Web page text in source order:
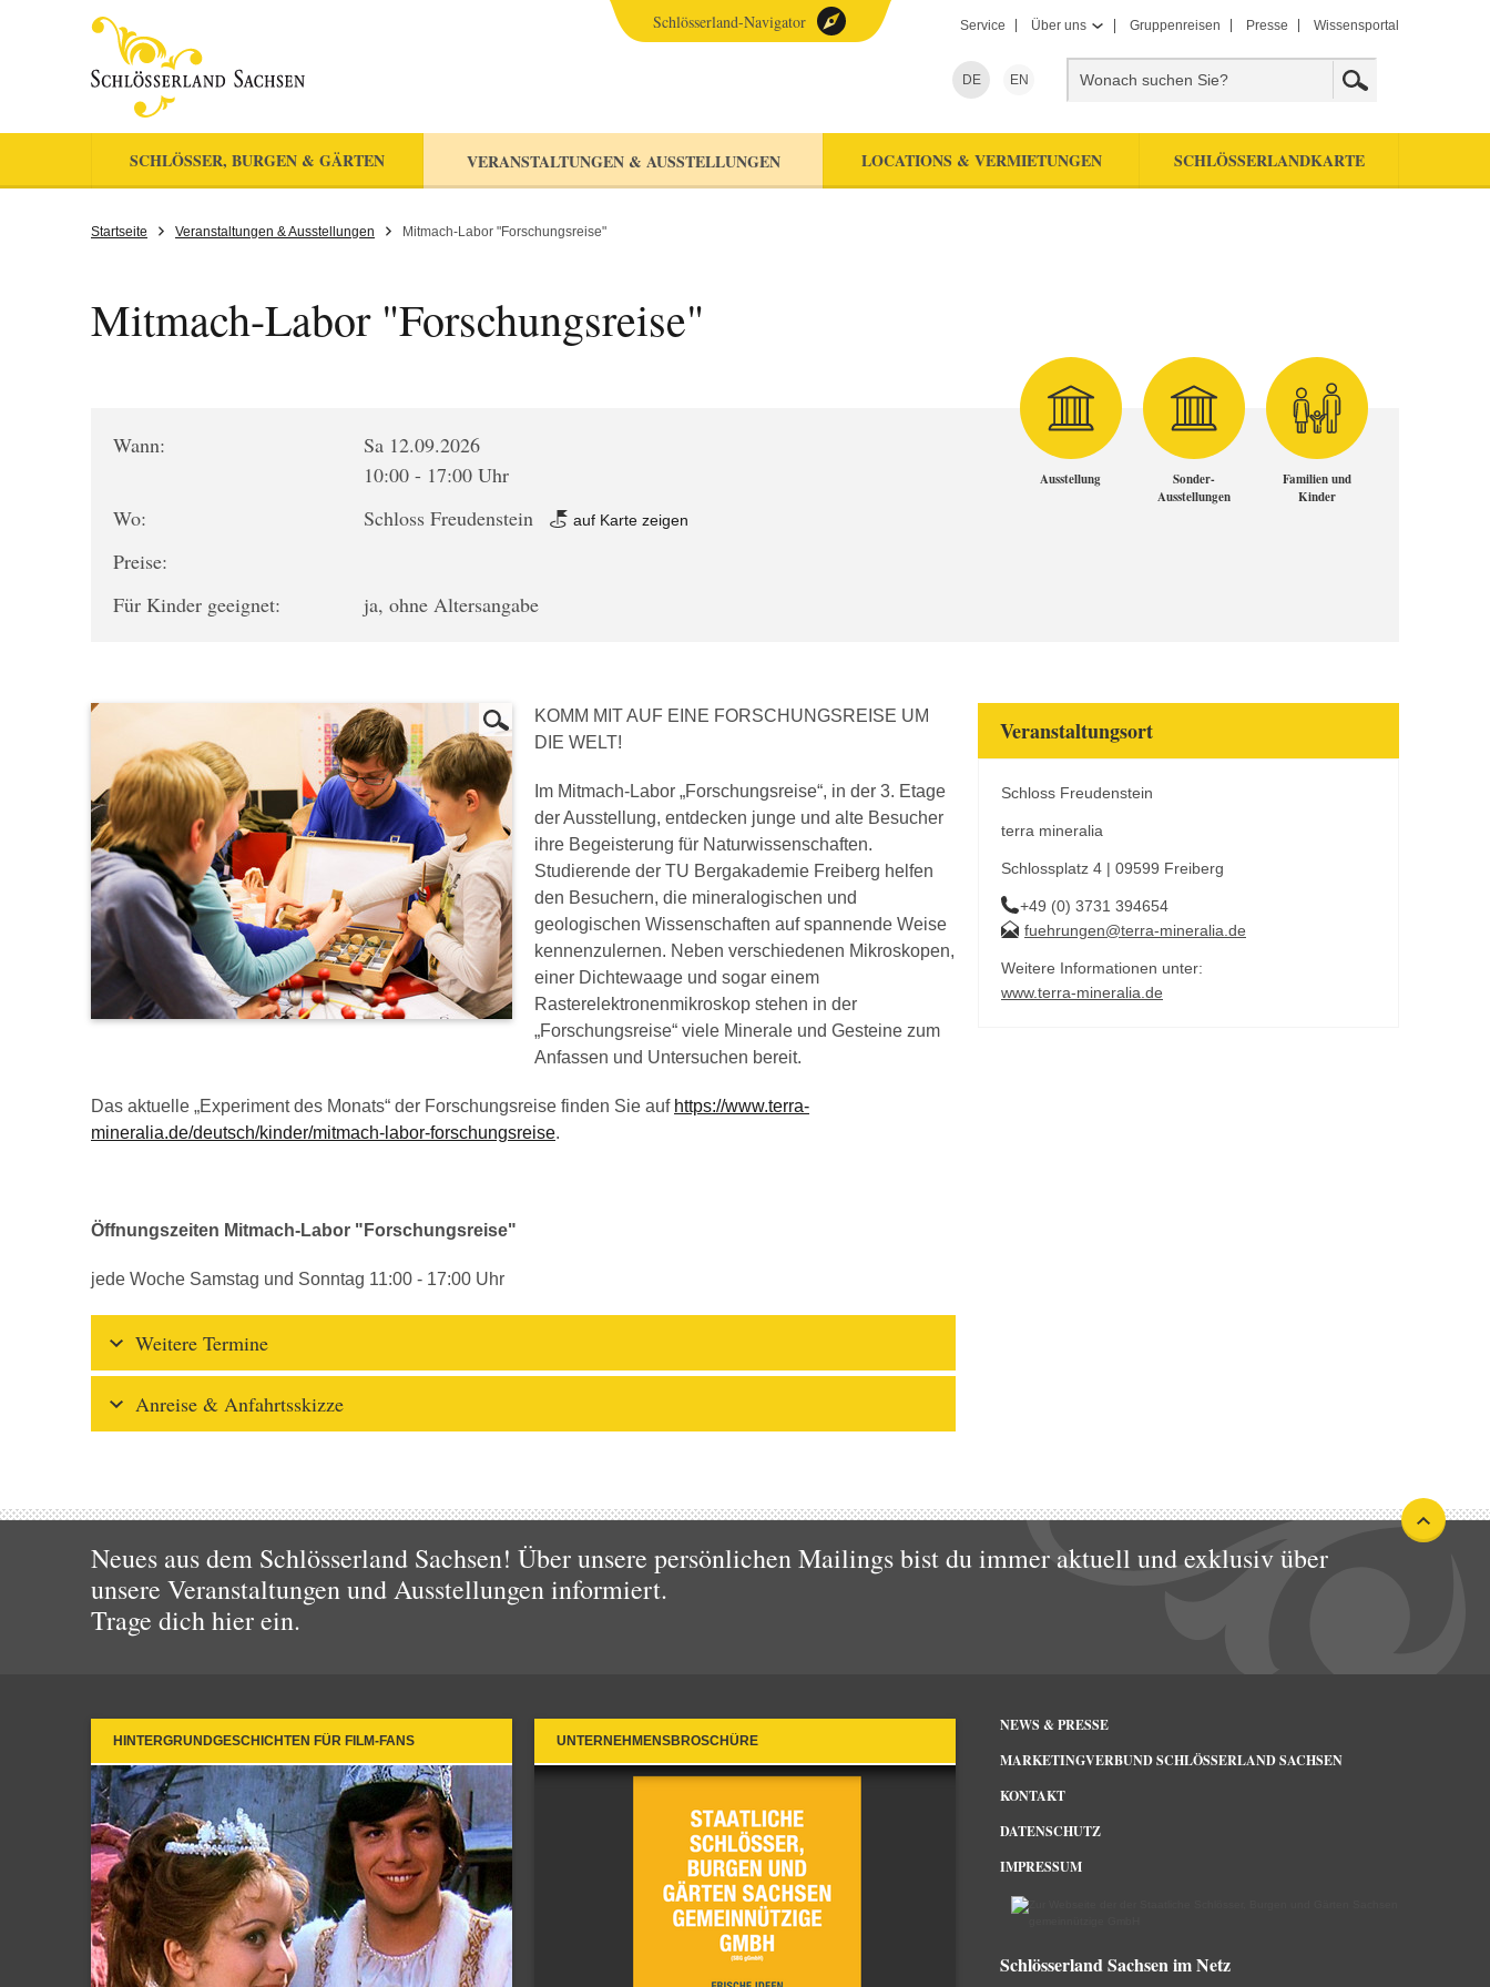
Service Über uns Gruppenreisen Presse Wissensportal
DE EN
SCHLÖSSER, BURGEN & GÄRTEN VERANSTALTUNGEN & AUSSTELLUNGEN LOCATIONS & VERMIETUNGEN SCHLÖSSERLANDKARTE
Schlösserland-Navigator
Startseite Veranstaltungen & Ausstellungen Mitmach-Labor "Forschungsreise"
Mitmach-Labor "Forschungsreise"
Wann:
Sa 12.09.2026
10:00 - 17:00 Uhr
Wo:
Schloss Freudenstein auf Karte zeigen
Preise:
Für Kinder geeignet:
ja, ohne Altersangabe
Ausstellung
Sonder-
Ausstellungen
Familien und
Kinder
KOMM MIT AUF EINE FORSCHUNGSREISE UM
DIE WELT!
Im Mitmach-Labor „Forschungsreise“, in der 3. Etage
der Ausstellung, entdecken junge und alte Besucher
ihre Begeisterung für Naturwissenschaften.
Studierende der TU Bergakademie Freiberg helfen
den Besuchern, die mineralogischen und
geologischen Wissenschaften auf spannende Weise
kennenzulernen. Neben verschiedenen Mikroskopen,
einer Dichtewaage und sogar einem
Rasterelektronenmikroskop stehen in der
„Forschungsreise“ viele Minerale und Gesteine zum
Anfassen und Untersuchen bereit.
Das aktuelle „Experiment des Monats“ der Forschungsreise finden Sie auf https://www.terra-
mineralia.de/deutsch/kinder/mitmach-labor-forschungsreise.
Öffnungszeiten Mitmach-Labor "Forschungsreise"
jede Woche Samstag und Sonntag 11:00 - 17:00 Uhr
Weitere Termine
Anreise & Anfahrtsskizze
Veranstaltungsort
Schloss Freudenstein
terra mineralia
Schlossplatz 4 | 09599 Freiberg
+49 (0) 3731 394654
fuehrungen@terra-mineralia.de
Weitere Informationen unter:
www.terra-mineralia.de
Neues aus dem Schlösserland Sachsen! Über unsere persönlichen Mailings bist du immer aktuell und exklusiv über
unsere Veranstaltungen und Ausstellungen informiert.
Trage dich hier ein.
HINTERGRUNDGESCHICHTEN FÜR FILM-FANS UNTERNEHMENSBROSCHÜRE
NEWS & PRESSE
MARKETINGVERBUND SCHLÖSSERLAND SACHSEN
KONTAKT
DATENSCHUTZ
IMPRESSUM
Schlösserland Sachsen im Netz